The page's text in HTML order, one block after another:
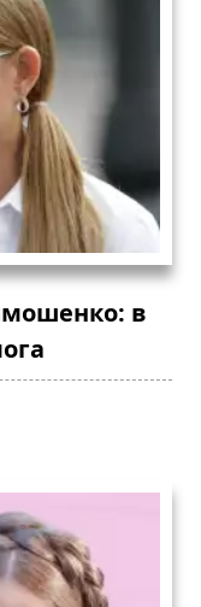
в